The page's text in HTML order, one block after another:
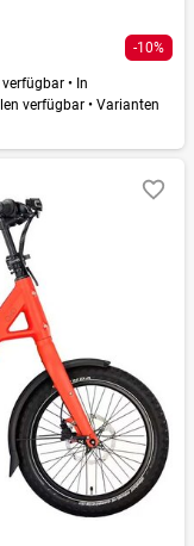
-10%
• In
verfügbar • Varianten